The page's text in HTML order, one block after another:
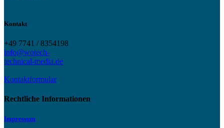
Kontakt
+49 7741 / 8354198
info@wotech-
technical-media.de
Kontaktformular
Rechtliche Informationen
Impressum